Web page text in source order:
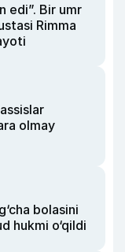
edi”. Bir umr
Rimma
olmay
bolasini
hukmi o‘qildi